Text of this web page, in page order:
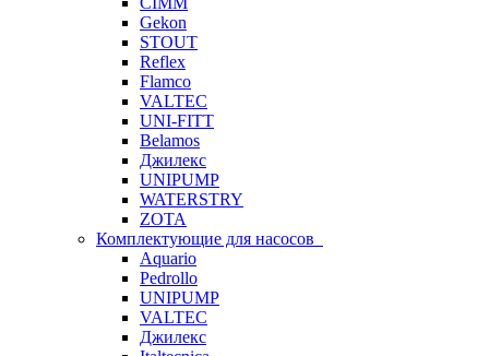
Gekon
STOUT
Reflex
Flamco
VALTEC
UNI-FITT
Belamos
Джилекс
UNIPUMP
WATERSTRY
ZOTA
Комплектующие для насосов
Aquario
Pedrollo
UNIPUMP
VALTEC
Джилекс